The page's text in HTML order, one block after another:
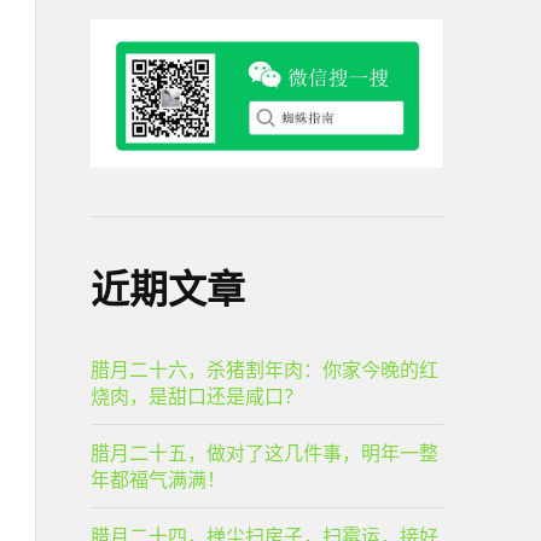
近期文章
腊月二十六，杀猪割年肉：你家今晚的红
烧肉，是甜口还是咸口？
腊月二十五，做对了这几件事，明年一整
年都福气满满！
腊月二十四，掸尘扫房子，扫霉运，接好